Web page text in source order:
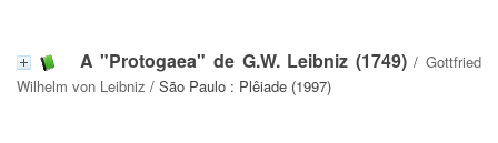
A "Protogaea" de G.W. Leibniz (1749)/ Gottfried
Wilhelm von Leibniz / São Paulo : Plêiade (1997)